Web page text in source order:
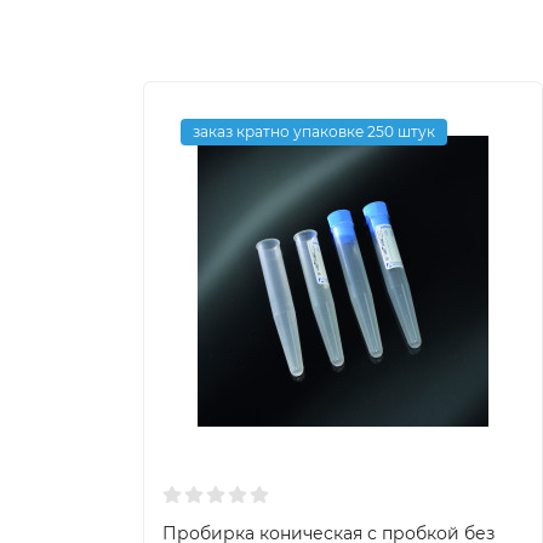
заказ кратно упаковке 250 штук
Пробирка коническая с пробкой без